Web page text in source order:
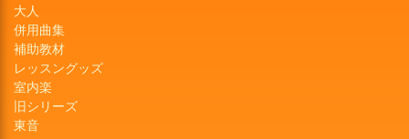
大人
併用曲集
補助教材
レッスングッズ
室内楽
旧シリーズ
東音